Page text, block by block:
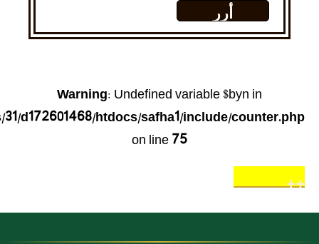
أرر
Warning: Undefined variable $byn in
d172601468/htdocs/safha1/include/counter.php
on line75
++